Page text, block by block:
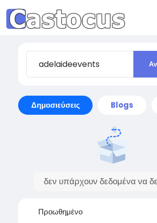
Δημοσιεύσεις Blogs
δεν υπάρχουν δεδομένα να
Προωθημένο